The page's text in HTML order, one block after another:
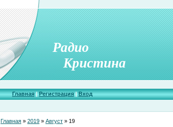
Радио
Кристина
Главная|Регистрация|Вход
Главная » 2019 » Август » 19